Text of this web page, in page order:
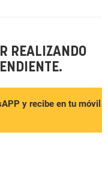
REALIZANDO
y recibe en tu móvil